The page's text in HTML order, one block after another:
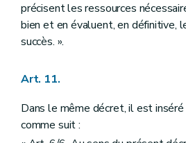
précisent les ressources
bien et en évaluent, en définitive,
succès. ».
Art. 11.
Dans le même décret, il est
comme suit :